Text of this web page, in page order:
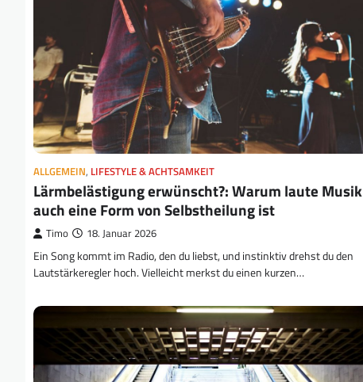
ALLGEMEIN, LIFESTYLE & ACHTSAMKEIT
Lärmbelästigung erwünscht?: Warum laute Musik
auch eine Form von Selbstheilung ist
Timo 18. Januar 2026
Ein Song kommt im Radio, den du liebst, und instinktiv drehst du den
Lautstärkeregler hoch. Vielleicht merkst du einen kurzen…